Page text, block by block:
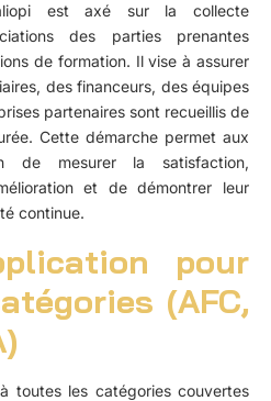
est axé sur la collecte
des parties prenantes
de formation. Il vise à assurer
des financeurs, des équipes
partenaires sont recueillis de
Cette démarche permet aux
de mesurer la satisfaction,
et de démontrer leur
continue.
pour
(AFC,
toutes les catégories couvertes